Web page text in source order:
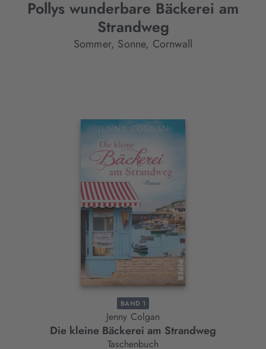
Pollys wunderbare Bäckerei am
Strandweg
Sommer, Sonne, Cornwall
Interaktives
BAND 1
Jenny Colgan
Die kleine Bäckerei am Strandweg
Taschenbuch